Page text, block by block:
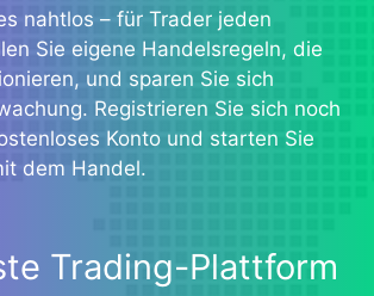
nahtlos – für Trader jeden
Sie eigene Handelsregeln, die
und sparen Sie sich
Registrieren Sie sich noch
Konto und starten Sie
dem Handel.
Trading-Plattform